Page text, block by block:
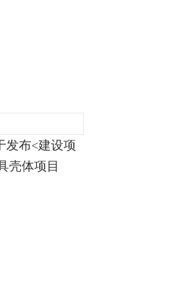
发布<建设项
壳体项目